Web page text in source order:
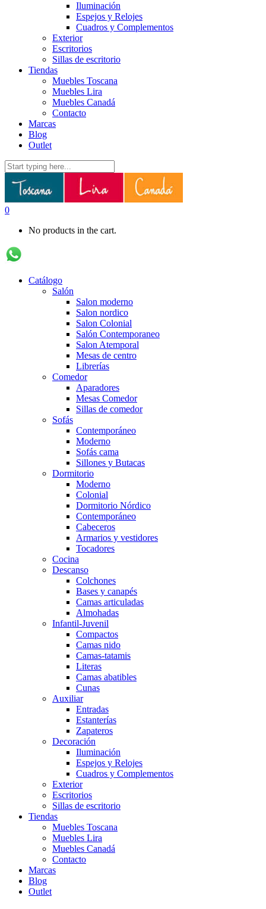
Iluminación
Espejos y Relojes
Cuadros y Complementos
Exterior
Escritorios
Sillas de escritorio
Tiendas
Muebles Toscana
Muebles Lira
Muebles Canadá
Contacto
Marcas
Blog
Outlet
0
No products in the cart.
Catálogo
Salón
Salon moderno
Salon nordico
Salon Colonial
Salón Contemporaneo
Salon Atemporal
Mesas de centro
Librerías
Comedor
Aparadores
Mesas Comedor
Sillas de comedor
Sofás
Contemporáneo
Moderno
Sofás cama
Sillones y Butacas
Dormitorio
Moderno
Colonial
Dormitorio Nórdico
Contemporáneo
Cabeceros
Armarios y vestidores
Tocadores
Cocina
Descanso
Colchones
Bases y canapés
Camas articuladas
Almohadas
Infantil-Juvenil
Compactos
Camas nido
Camas-tatamis
Literas
Camas abatibles
Cunas
Auxiliar
Entradas
Estanterías
Zapateros
Decoración
Iluminación
Espejos y Relojes
Cuadros y Complementos
Exterior
Escritorios
Sillas de escritorio
Tiendas
Muebles Toscana
Muebles Lira
Muebles Canadá
Contacto
Marcas
Blog
Outlet